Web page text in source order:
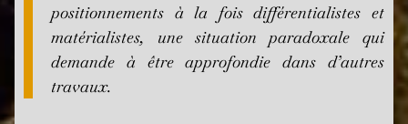
positionnements à la fois différentialistes et
matérialistes, une situation paradoxale qui
demande à être approfondie dans d’autres
travaux.